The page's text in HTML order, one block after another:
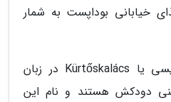
خیابانی بوداپست به شمار
کلمه چیمنی در زبان انگلیسی یا Kürtőskalács در زبان
دودکش هستند و نام این